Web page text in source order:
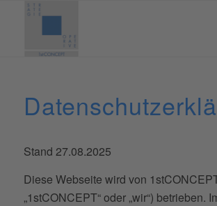
Stand 27.08.2025
Diese Webseite wird von
„1stCONCEPT“ oder „wir“) betrieben.